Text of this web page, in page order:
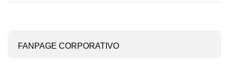
FANPAGE CORPORATIVO